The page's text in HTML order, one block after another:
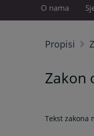
O nama
Propisi
Zakon
Tekst zakona